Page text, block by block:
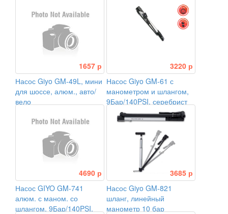
1657 р
Насос Giyo GM-49L, мини
для шоссе, алюм., авто/
вело
3220 р
Насос Giyo GM-61 с
манометром и шлангом,
9Бар/140PSI, серебрист
4690 р
Насос GIYO GM-741
алюм. с маном. со
шлангом, 9Бар/140PSI,
3685 р
Насос Giyo GM-821
шланг, линейный
манометр 10 бар